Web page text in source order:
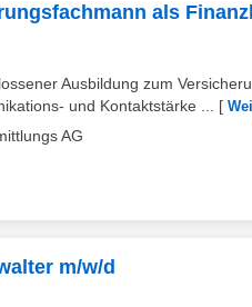
als
Ausbildung zum
und Kontaktstärke ...
[
AG
m/w/d